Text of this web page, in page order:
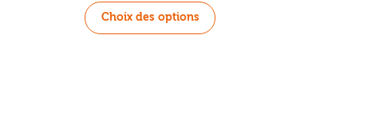
Choix des options
produit